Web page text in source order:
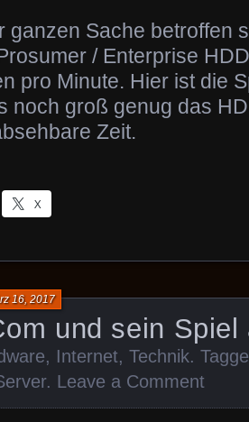
ganzen Sache betroffen
/ Enterprise
pro Minute. Hier ist die
noch groß genug das
Zeit.
X
und sein Spiel
16, 2017
, Internet, Technik.
. Leave a Comment